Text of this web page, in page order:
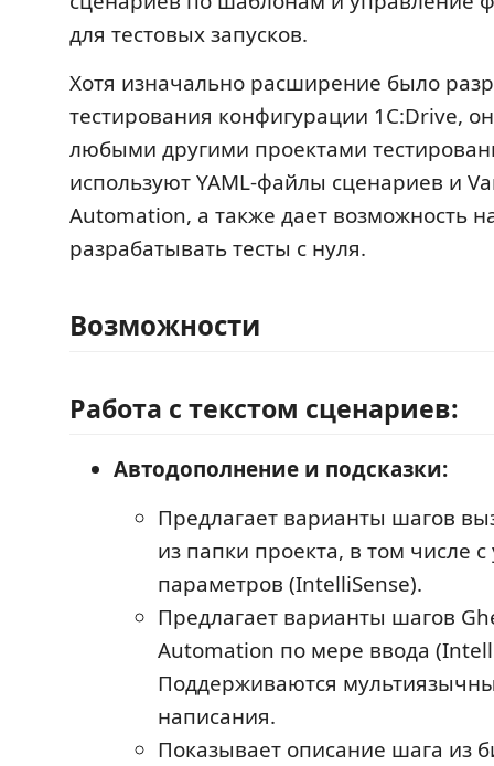
для тестовых запусков.
Хотя изначально расширение было
тестирования конфигурации 1C:Drive,
любыми другими проектами
используют YAML-файлы сценариев и
Automation, а также дает возможность
разрабатывать тесты с нуля.
Возможности
Работа с текстом сценариев:
Автодополнение и подсказки:
Предлагает варианты шагов
из папки проекта, в том числе
параметров (IntelliSense).
Предлагает варианты шагов
Automation по мере ввода
Поддерживаются
написания.
Показывает описание шага из